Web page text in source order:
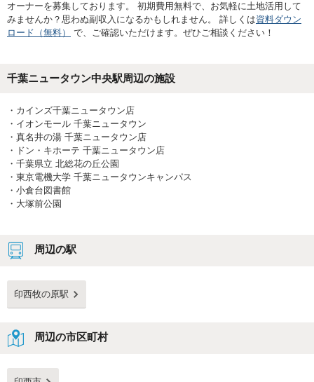
オーナーを募集しております。 初期費用無料で、お気軽に土地活用して
みませんか？思わぬ副収入になるかもしれません。 詳しくは資料ダウン
ロード（無料）
で、ご確認いただけます。ぜひご相談ください！
千葉ニュータウン中央駅周辺の施設
・ カインズ千葉ニュータウン店
・ イオンモール 千葉ニュータウン
・ 真名井の湯 千葉ニュータウン店
・ ドン・キホーテ 千葉ニュータウン店
・ 千葉県立 北総花の丘公園
・ 東京電機大学 千葉ニュータウンキャンパス
・ 小倉台図書館
・ 大塚前公園
周辺の駅
印西牧の原駅
周辺の市区町村